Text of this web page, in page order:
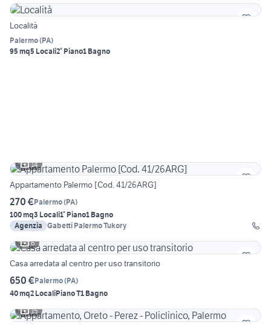
Località
Palermo(PA)
95 mq5 Locali2° Piano1 Bagno
14
Appartamento Palermo [Cod. 41/26ARG]
270 €Palermo(PA)
100 mq3 Locali1° Piano1 Bagno
Agenzia Gabetti Palermo Tukory
6
Casa arredata al centro per uso transitorio
650 €Palermo(PA)
40 mq2 LocaliPiano T1 Bagno
15